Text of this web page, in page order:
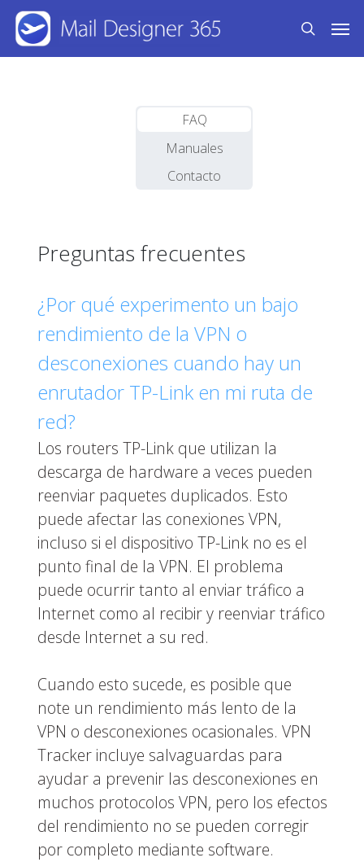
Skip
main
search
FAQ
Manuales
Contacto
Preguntas frecuentes
¿Por qué experimento un bajo
rendimiento de la VPN o
desconexiones cuando hay un
enrutador TP-Link en mi ruta de
red?
Los routers TP-Link que utilizan la
descarga de hardware a veces pueden
reenviar paquetes duplicados. Esto
puede afectar las conexiones VPN,
incluso si el dispositivo TP-Link no es el
punto final de la VPN. El problema
puede ocurrir tanto al enviar tráfico a
Internet como al recibir y reenviar tráfico
desde Internet a su red.
Cuando esto sucede, es posible que
note un rendimiento más lento de la
VPN o desconexiones ocasionales. VPN
Tracker incluye salvaguardas para
ayudar a prevenir las desconexiones en
muchos protocolos VPN, pero los efectos
del rendimiento no se pueden corregir
por completo mediante software.